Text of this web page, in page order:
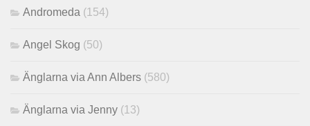
Andromeda (154)
Angel Skog (50)
Änglarna via Ann Albers (580)
Änglarna via Jenny (13)